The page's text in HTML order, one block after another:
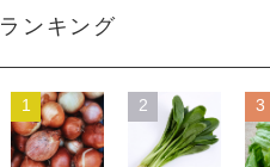
ランキング
1 2 3